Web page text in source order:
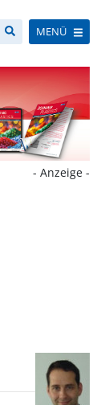
MENÜ
- Anzeige -